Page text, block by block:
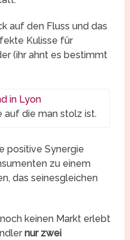
auf den Fluss und das
Kulisse für
(ihr ahnt es bestimmt
auf die man stolz ist.
positive Synergie
zu einem
das seinesgleichen
keinen Markt erlebt
nur zwei